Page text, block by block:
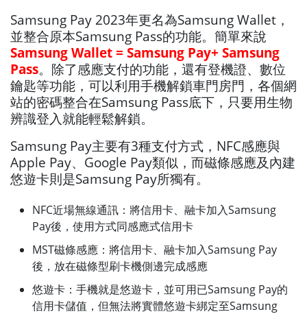
Samsung Pay 2023年更名為Samsung Wallet，
並整合原本Samsung Pass的功能。簡單來說
Samsung Wallet = Samsung Pay+ Samsung
Pass。除了感應支付的功能，還有登機證、數位
鑰匙等功能，可以利用手機解鎖車門房門，各個網
站的密碼整合在Samsung Pass底下，只要用生物
辨識登入就能輕鬆解鎖。
Samsung Pay主要有3種支付方式，NFC感應與
Apple Pay、Google Pay類似，而磁條感應及內建
悠遊卡則是Samsung Pay所獨有。
NFC近場無線通訊：將信用卡、融卡加入Samsung
Pay後，使用方式同感應式信用卡
MST磁條感應：將信用卡、融卡加入Samsung Pay
後，放在磁條型刷卡機側邊完成感應
悠遊卡：手機就是悠遊卡，並可用已Samsung Pay的
信用卡儲值，但無法將實體悠遊卡綁定至Samsung